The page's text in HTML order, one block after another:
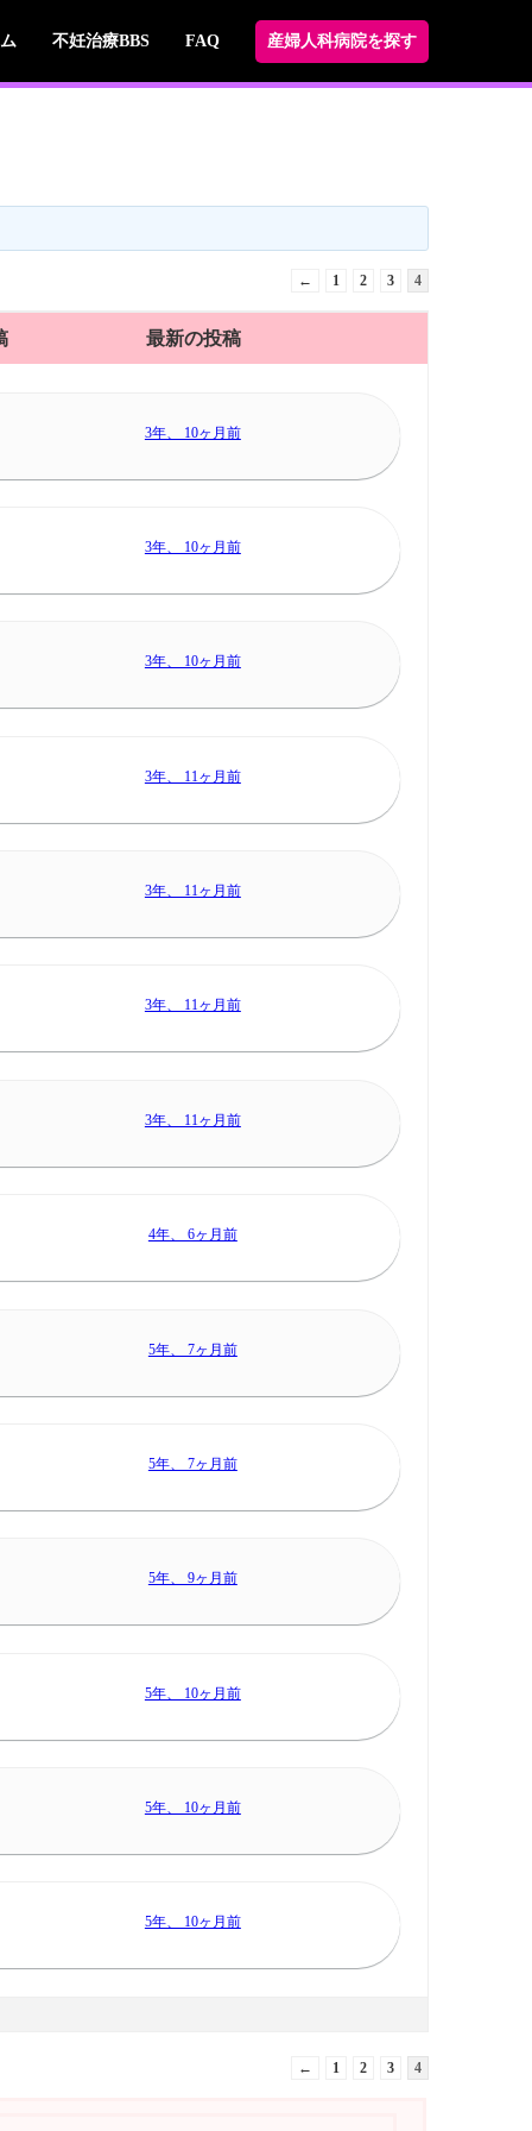
不妊治療BBS FAQ 産婦人科病院を探す
← 1 2 3 4
最新の投稿
3年、 10ヶ月前
3年、 10ヶ月前
3年、 10ヶ月前
3年、 11ヶ月前
3年、 11ヶ月前
3年、 11ヶ月前
3年、 11ヶ月前
4年、 6ヶ月前
5年、 7ヶ月前
5年、 7ヶ月前
5年、 9ヶ月前
5年、 10ヶ月前
5年、 10ヶ月前
5年、 10ヶ月前
← 1 2 3 4